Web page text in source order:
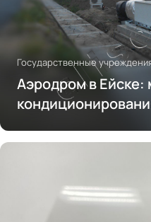
Государственные
Аэродром в Ейске: